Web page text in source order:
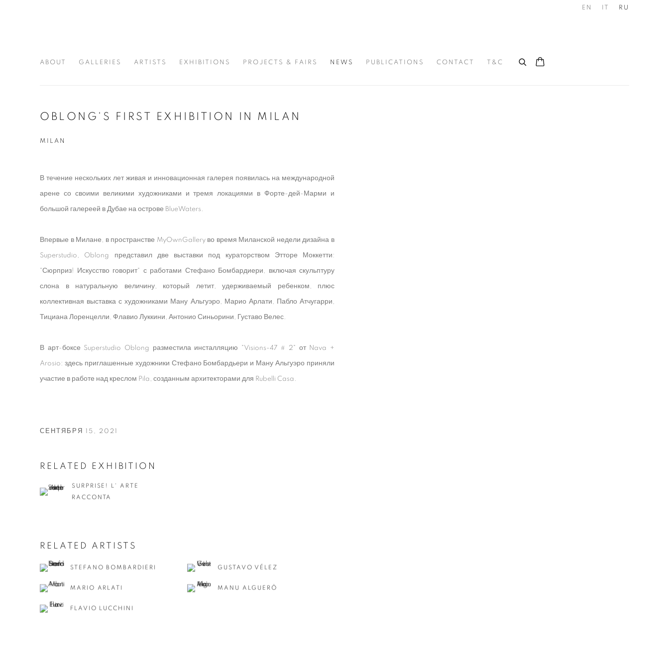
ABOUT GALLERIES ARTISTS EXHIBITIONS PROJECTS & FAIRS NEWS PUBLICATIONS CONTACT T&C
EN IT RU
OBLONG'S FIRST EXHIBITION IN MILAN
MILAN
В течение нескольких лет живая и инновационная галерея появилась на международной
арене со своими великими художниками и тремя локациями в Форте-дей-Марми и
большой галереей в Дубае на острове BlueWaters.
Впервые в Милане, в пространстве MyOwnGallery во время Миланской недели дизайна в
Superstudio, Oblong представил две выставки под кураторством Этторе Моккетти:
"Сюрприз! Искусство говорит" с работами Стефано Бомбардиери, включая скульптуру
слона в натуральную величину, который летит, удерживаемый ребенком, плюс
коллективная выставка с художниками Ману Альгуэро, Марио Арлати, Пабло Атчугарри,
Тициана Лоренцелли, Флавио Луккини, Антонио Синьорини, Густаво Велес.
В арт-боксе Superstudio Oblong разместила инсталляцию "Visions-47 # 2" от Nava +
Arosio: здесь приглашенные художники Стефано Бомбардьери и Ману Альгуэро приняли
участие в работе над креслом Pila, созданным архитекторами для Rubelli Casa.
СЕНТЯБРЯ 15, 2021
RELATED EXHIBITION
SURPRISE! L' ARTE
RACCONTA
RELATED ARTISTS
STEFANO BOMBARDIERI GUSTAVO VÉLEZ
MARIO ARLATI MANU ALGUERÒ
FLAVIO LUCCHINI